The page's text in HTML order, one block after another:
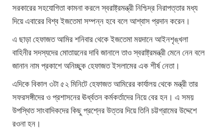
সরকারের সহযোগিতা কামনা করলে স্বরাষ্ট্রমন্ত্রী নিশ্চিদ্র নিরাপত্তার মধ্য
দিয়ে এবারের বিশ্ব ইজতেমা সম্পন্ন হবে বলে আশ্বাস প্রদান করেন।
এ ছাড়া হেফাজত আমির শনিবার থেকে ইজতেমা ময়দানে আইনশৃঙ্খলা
বাহিনীর সদস্যদের মোতায়নের দাবি জানালে তাও স্বরাষ্ট্রমন্ত্রী মেনে নেন বলে
জানান নাম প্রকাশে অনিচ্ছুক হেফাজত ইসলামের এক শীর্ষ নেতা।
এদিকে বিকাল ৩টা ৫২ মিনিটে হেফাজত আমিরের কার্যালয় থেকে মন্ত্রী তার
সফরসঙ্গীদের ও প্রশাসনের ঊর্ধ্বতন কর্মকর্তাদের নিয়ে বের হন। এ সময়
উপস্থিত সাংবাদিকদের কিছু প্রশ্নের উত্তর দিয়ে তিনি চট্টগ্রামের উদ্দেশে
রওনা হন।